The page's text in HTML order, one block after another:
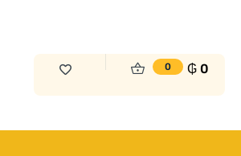
0 ₲0